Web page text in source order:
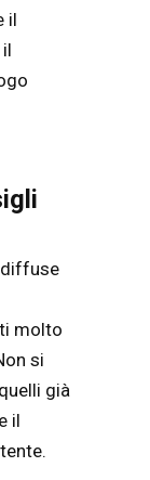
il
molto
si
già
il